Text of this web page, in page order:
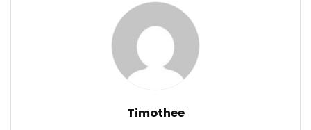
Timothee